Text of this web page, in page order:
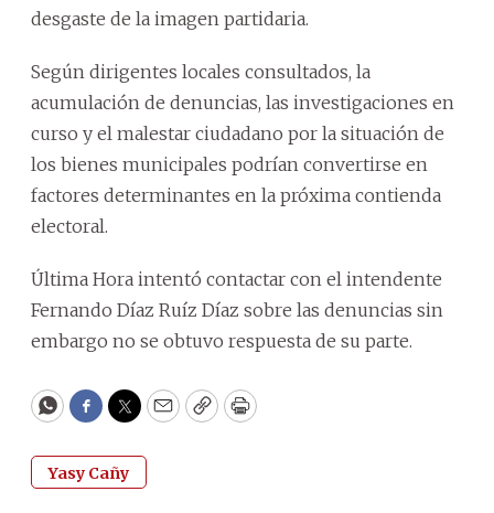
desgaste de la imagen partidaria.
Según dirigentes locales consultados, la
acumulación de denuncias, las investigaciones en
curso y el malestar ciudadano por la situación de
los bienes municipales podrían convertirse en
factores determinantes en la próxima contienda
electoral.
Última Hora intentó contactar con el intendente
Fernando Díaz Ruíz Díaz sobre las denuncias sin
embargo no se obtuvo respuesta de su parte.
WhatsApp
Facebook
Twitter
EmailCopyPrint
Yasy Cañy